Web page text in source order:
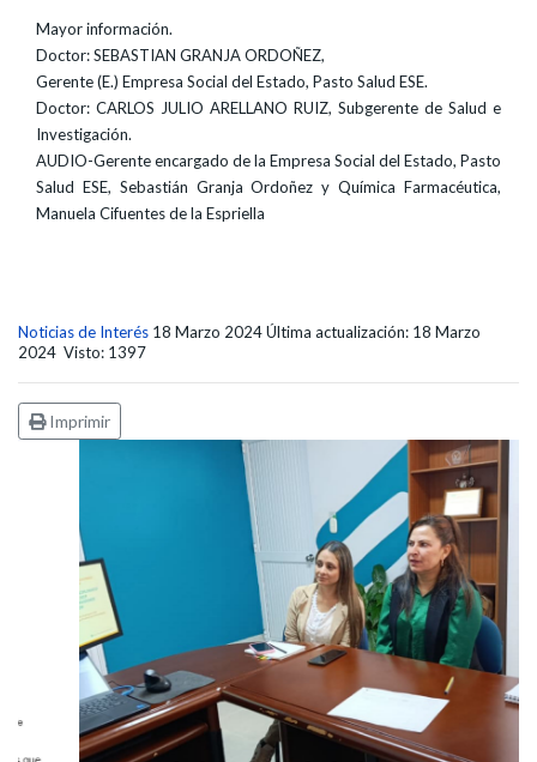
Mayor información.
Doctor: SEBASTIAN GRANJA ORDOÑEZ,
Gerente (E.) Empresa Social del Estado, Pasto Salud ESE.
Doctor: CARLOS JULIO ARELLANO RUIZ, Subgerente de Salud e
Investigación.
AUDIO-Gerente encargado de la Empresa Social del Estado, Pasto
Salud ESE, Sebastián Granja Ordoñez y Química Farmacéutica,
Manuela Cifuentes de la Espriella
Noticias de Interés 18 Marzo 2024Última actualización: 18 Marzo
2024 Visto: 1397
Imprimir